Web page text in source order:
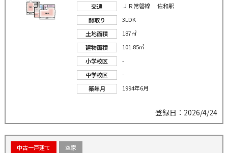
交通
ＪＲ常磐線 佐和駅
間取り
3LDK
土地面積
187㎡
建物面積
101.85㎡
小学校区
-
中学校区
-
築年月
1994年6月
登録日：2026/4/24
中古一戸建て 空家